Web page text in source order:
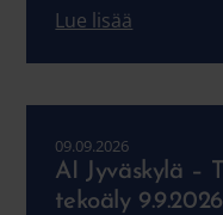
Lue lisää
AI Jyväskylä –
tekoäly
09.09.2026